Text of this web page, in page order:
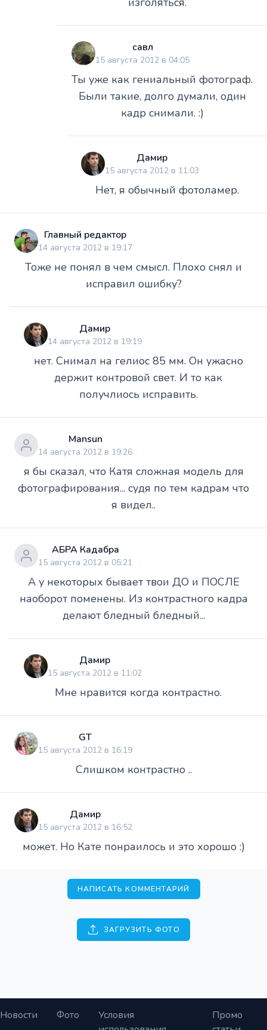
савл
15 августа 2012 в 04:05
Ты уже как гениальный фотограф.
Были такие, долго думали, один
кадр снимали. :)
Дамир
15 августа 2012 в 11:03
Нет, я обычный фотоламер.
Главный редактор
14 августа 2012 в 19:17
Тоже не понял в чем смысл. Плохо снял и
исправил ошибку?
Дамир
14 августа 2012 в 19:19
нет. Снимал на гелиос 85 мм. Он ужасно
держит контровой свет. И то как
получлиось исправить.
Mansun
14 августа 2012 в 19:26
я бы сказал, что Катя сложная модель для
фотографирования... судя по тем кадрам что
я видел..
АБРА Кадабра
15 августа 2012 в 05:21
А у некоторых бывает твои ДО и ПОСЛЕ
наоборот поменены. Из контрастного кадра
делают бледный бледный...
Дамир
15 августа 2012 в 11:02
Мне нравится когда контрастно.
GT
15 августа 2012 в 16:19
Слишком контрастно ..
Дамир
15 августа 2012 в 16:52
может. Но Кате понраилось и это хорошо :)
НАПИСАТЬ КОММЕНТАРИЙ
ЗАГРУЗИТЬ ФОТО
Новости Фото
Условия
Промо